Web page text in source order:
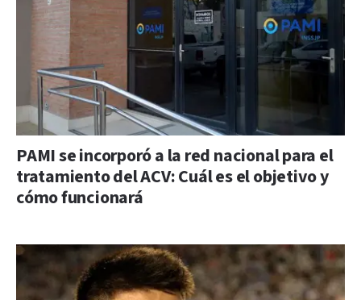
PAMI se incorporó a la red nacional para el
tratamiento del ACV: Cuál es el objetivo y
cómo funcionará